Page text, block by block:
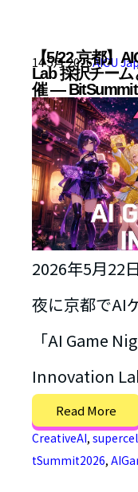
【5/22 京都】
Lab 採択チー
催 — BitSummit
14 5月 2026AICU
2026年5月22
夜に京都でAI
「AI Game
Innovation
Read More
CreativeAI,
tSummit2026,